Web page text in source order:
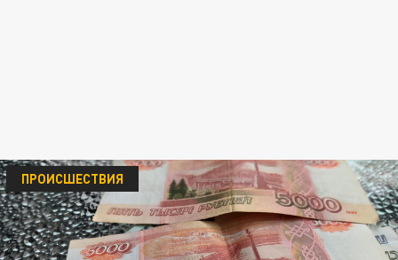
ПРОИСШЕСТВИЯ